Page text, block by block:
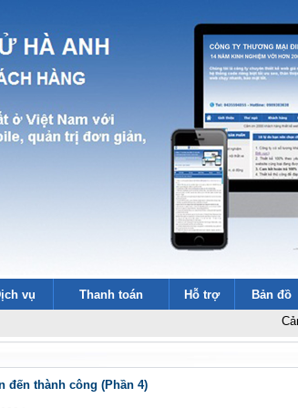
vụ Thanh toán Hỗ trợ Bản đồ
Cảm ơn
đến thành công (Phần 4)